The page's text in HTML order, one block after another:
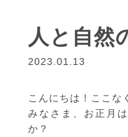
人と自然
2023.01.13
こんにちは！ここ
みなさま、お正月
か？